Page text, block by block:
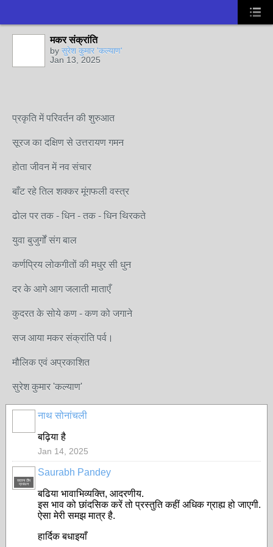
मकर संक्रांति
by सुरेश कुमार 'कल्याण'
Jan 13, 2025
प्रकृति में परिवर्तन की शुरुआत
सूरज का दक्षिण से उत्तरायण गमन
होता जीवन में नव संचार
बाँट रहे तिल शक्कर मूंगफली वस्त्र
ढोल पर तक - धिन - तक - धिन थिरकते
युवा बुजुर्गों संग बाल
कर्णप्रिय लोकगीतों की मधुर सी धुन
दर के आगे आग जलाती माताएँ
कुदरत के सोये कण - कण को जगाने
सज आया मकर संक्रांति पर्व।
मौलिक एवं अप्रकाशित
सुरेश कुमार 'कल्याण'
नाथ सोनांचली
बढ़िया है
Jan 14, 2025
सदस्य टीम
प्रबंधन
Saurabh Pandey
बढिया भावाभिव्यक्ति, आदरणीय.
इस भाव को छांदसिक करें तो प्रस्तुति कहीं अधिक ग्राह्य हो जाएगी.
ऐसा मेरी समझ मात्र है.
हार्दिक बधाइयाँ